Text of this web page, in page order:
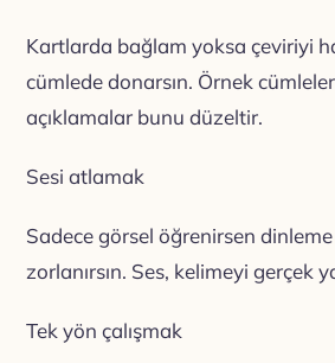
Kartlarda bağlam yoksa çeviriyi
cümlede donarsın. Örnek cümleler
açıklamalar bunu düzeltir.
Sesi atlamak
Sadece görsel öğrenirsen
zorlanırsın. Ses, kelimeyi gerçek
Tek yön çalışmak